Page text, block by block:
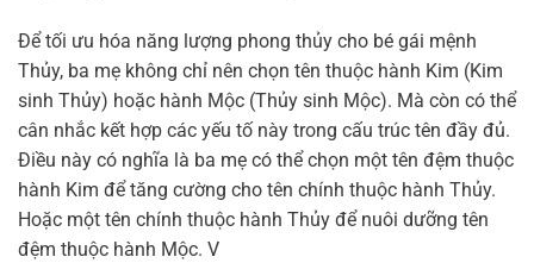
Để tối ưu hóa năng lượng phong thủy cho bé gái mệnh
Thủy, ba mẹ không chỉ nên chọn tên thuộc hành Kim (Kim
sinh Thủy) hoặc hành Mộc (Thủy sinh Mộc). Mà còn có thể
cân nhắc kết hợp các yếu tố này trong cấu trúc tên đầy đủ.
Điều này có nghĩa là ba mẹ có thể chọn một tên đệm thuộc
hành Kim để tăng cường cho tên chính thuộc hành Thủy.
Hoặc một tên chính thuộc hành Thủy để nuôi dưỡng tên
đệm thuộc hành Mộc. V